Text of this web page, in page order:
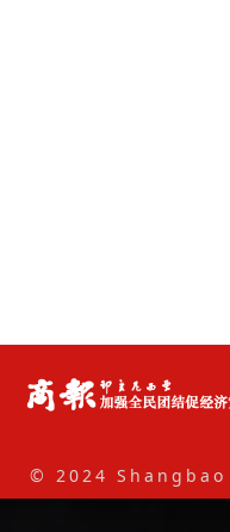
© 2024 Shangbao